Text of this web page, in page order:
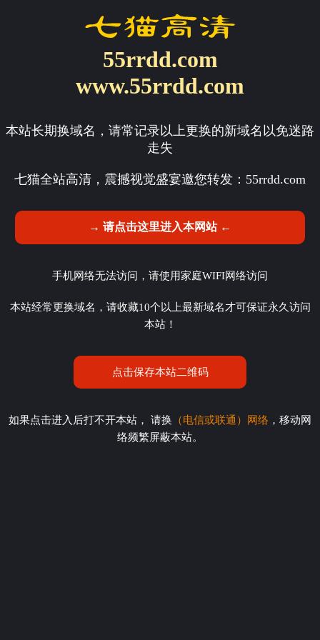
55rrdd.com
www.55rrdd.com
本站长期换域名，请常记录以上更换的新域名以免迷路
走失
七猫全站高清，震撼视觉盛宴邀您转发： 55rrdd.com
→ 请点击这里进入本网站 ←
手机网络无法访问，请使用家庭WIFI网络访问
本站经常更换域名，请收藏10个以上最新域名才可保证永久访问
本站！
点击保存本站二维码
如果点击进入后打不开本站， 请换 （电信或联通）网络 ，移动网
络频繁屏蔽本站。